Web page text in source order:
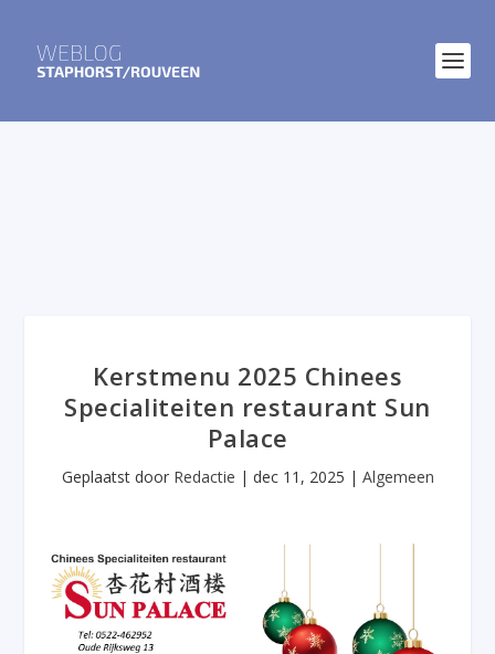
Kerstmenu 2025 Chinees
Specialiteiten restaurant Sun
Palace
Geplaatst door Redactie | dec 11, 2025 | Algemeen